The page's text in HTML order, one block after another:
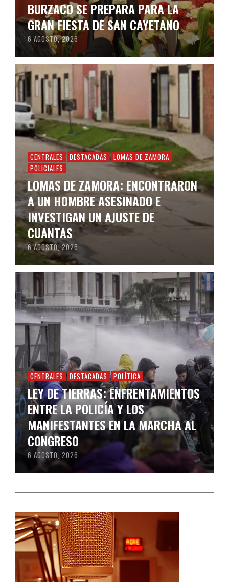
BURZACO SE PREPARA PARA LA
GRAN FIESTA DE SAN CAYETANO
6 AGOSTO, 2026
CENTRALES DESTACADAS
LOMAS DE ZAMORA
POLICIALES
LOMAS DE ZAMORA: ENCONTRARON
A UN HOMBRE ASESINADO E
INVESTIGAN UN AJUSTE DE
CUANTAS
6 AGOSTO, 2026
CENTRALES DESTACADAS POLÍTICA
LEY DE TIERRAS: ENFRENTAMIENTOS
ENTRE LA POLICÍA Y LOS
MANIFESTANTES EN LA MARCHA AL
CONGRESO
6 AGOSTO, 2026